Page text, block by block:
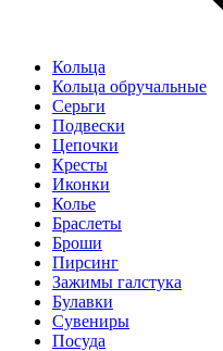
Кольца
Кольца обручальные
Серьги
Подвески
Цепочки
Кресты
Иконки
Колье
Браслеты
Броши
Пирсинг
Зажимы галстука
Булавки
Сувениры
Посуда